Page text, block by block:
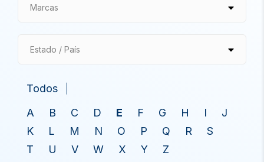
Marcas
Estado / País
Todos
A
B C D E F G H I
J
K
L M N O P Q R
S
T
U V W X Y Z